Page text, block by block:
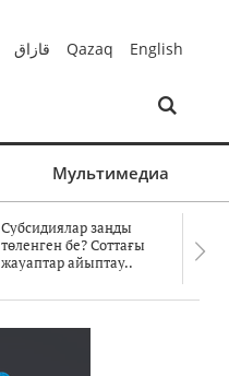
قازاق Qazaq English
Мультимедиа
Субсидиялар заңды
төленген бе? Соттағы
жауаптар айыптау..